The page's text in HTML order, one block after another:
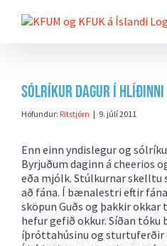
beint
Sólríkur dagur í Hlíðinni
Höfundur: Ritstjórn | 9. júlí 2011
Enn einn yndislegur og
Byrjuðum daginn á cheerios
eða mjólk. Stúlkurnar skelltu
að fána. Í bænalestri eftir
sköpun Guðs og þakkir
hefur gefið okkur. Síðan tóku
íþróttahúsinu og sturtuferðir